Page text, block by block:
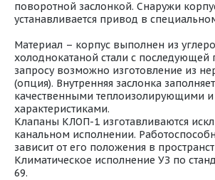
поворотной заслонкой. Снаружи
устанавливается привод в
Материал – корпус выполнен из
холоднокатаной стали с последующей
запросу возможно изготовление из
(опция). Внутренняя заслонка
качественными теплоизолирующими и
характеристиками.
Клапаны КЛОП-1 изготавливаются
канальном исполнении.
зависит от его положения в
Климатическое исполнение УЗ по
69.